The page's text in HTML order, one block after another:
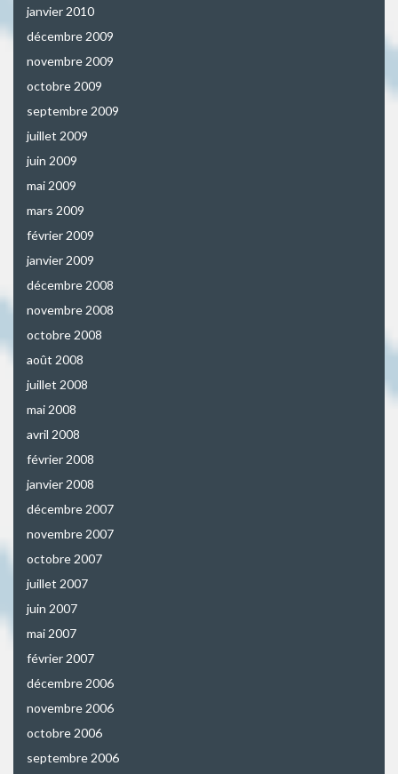
janvier 2010
décembre 2009
novembre 2009
octobre 2009
septembre 2009
juillet 2009
juin 2009
mai 2009
mars 2009
février 2009
janvier 2009
décembre 2008
novembre 2008
octobre 2008
août 2008
juillet 2008
mai 2008
avril 2008
février 2008
janvier 2008
décembre 2007
novembre 2007
octobre 2007
juillet 2007
juin 2007
mai 2007
février 2007
décembre 2006
novembre 2006
octobre 2006
septembre 2006